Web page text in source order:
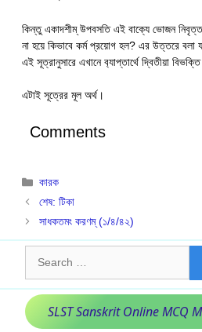
কিন্তু একাদশীম্ উপবসতি এই বাক্যে ভোজন
না হয়ে কিভাবে কর্ম প্রয়োগ হল? এর উত্তরে বলা
এই সূত্রানুসারে এখানে ব‍্যাপ্তার্থে দ্বিতীয়া
এটাই সূত্রের মূল অর্থ।
Comments
Categories
কারক
শেষ: টিকা
সাধকতমং করণম্ (১/৪/৪২)
for:
SLST Sanskrit Online MCQ